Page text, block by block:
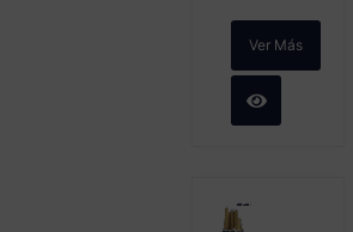
Ver Más